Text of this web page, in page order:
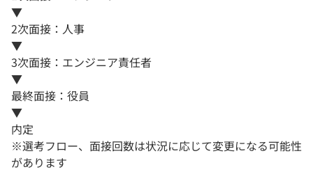
▼
2次面接：人事
▼
3次面接：エンジニア責任者
▼
最終面接：役員
▼
内定
※選考フロー、面接回数は状況に応じて変更になる可能性
があります